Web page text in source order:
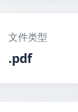
文件类型
.pdf